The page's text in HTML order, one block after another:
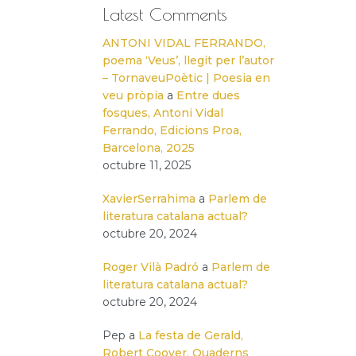
Latest Comments
ANTONI VIDAL FERRANDO,
poema ‘Veus’, llegit per l’autor
– TornaveuPoètic | Poesia en
veu pròpia a Entre dues
fosques, Antoni Vidal
Ferrando, Edicions Proa,
Barcelona, 2025
octubre 11, 2025
XavierSerrahima a Parlem de
literatura catalana actual?
octubre 20, 2024
Roger Vilà Padró a Parlem de
literatura catalana actual?
octubre 20, 2024
Pep a La festa de Gerald,
Robert Coover, Quaderns